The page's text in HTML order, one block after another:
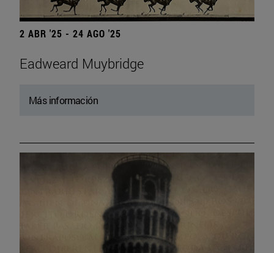
2 ABR '25 - 24 AGO '25
Eadweard Muybridge
Más información